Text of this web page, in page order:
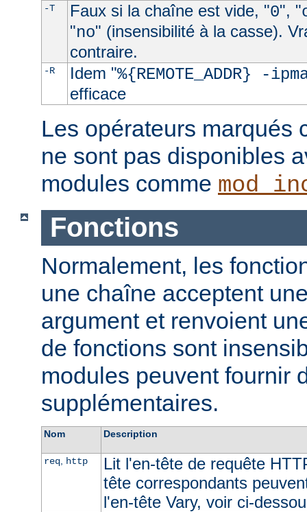
-T Faux si la chaîne est vide, "0", "
"no" (insensibilité à la casse).
contraire.
-R Idem "%{REMOTE_ADDR} -
efficace
Les opérateurs marqués
ne sont pas disponibles
modules comme
Fonctions
Normalement, les
une chaîne acceptent
argument et renvoient
de fonctions sont
modules peuvent fournir
supplémentaires.
Nom Description
req, http
Lit l'en-tête de requête
tête correspondants
l'en-tête Vary, voir ci-